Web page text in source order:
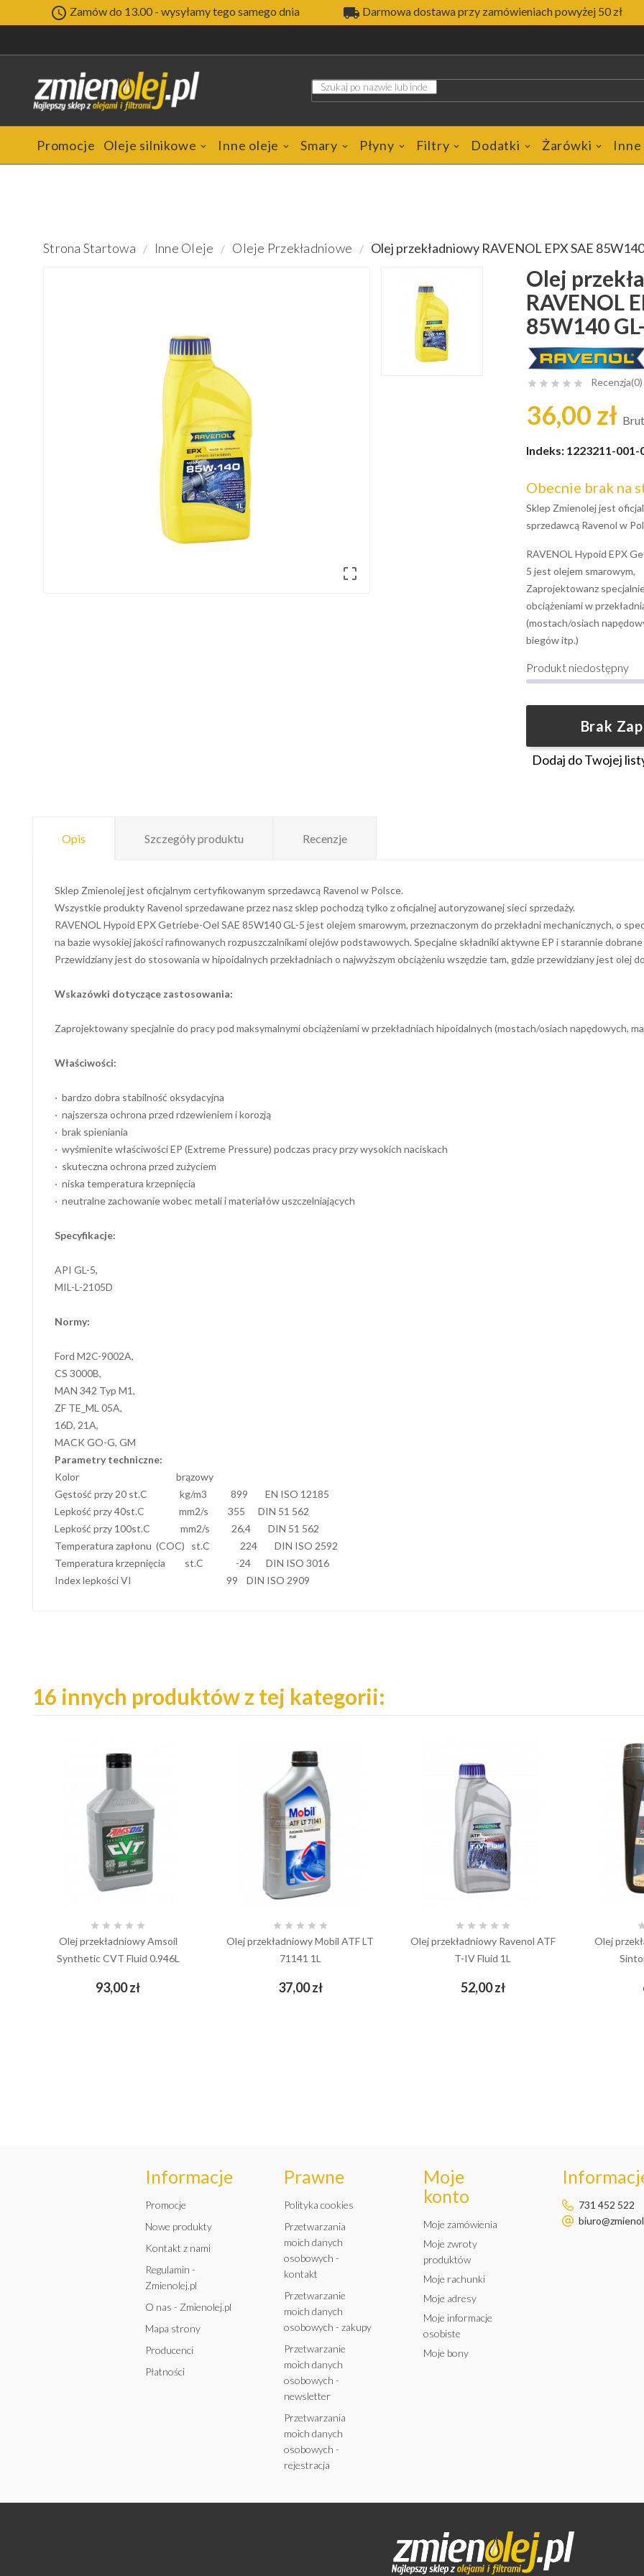
 Zamów do 13.00 - wysyłamy tego samego dnia  Darmowa dostawa przy zamówieniach powyżej 50 zł
Promocje Oleje silnikowe Inne oleje Smary Płyny Filtry Dodatki Żarówki
Strona Startowa Inne Oleje Oleje Przekładniowe Olej przekładniowy RAVENOL EPX SAE

Olej
RAVENOL
85W140
     Recenzja(0)
36,00 zł
Indeks: 1223211-001-
Obecnie brak na
Sklep Zmienolej jest
sprzedawcą Ravenol w
RAVENOL Hypoid EPX
5 jest olejem smarowym,
Zaprojektowanz
obciążeniami w
(mostach/osiach
biegów itp.)
Produkt niedostępny
Brak
Dodaj do Twojej
Opis Szczegóły produktu Recenzje
Sklep Zmienolej jest oficjalnym certyfikowanym sprzedawcą Ravenol w Polsce.
Wszystkie produkty Ravenol sprzedawane przez nasz sklep pochodzą tylko z oficjalnej autoryzowanej sieci sprzedaży.
RAVENOL Hypoid EPX Getriebe-Oel SAE 85W140 GL-5 jest olejem smarowym, przeznaczonym do przekładni mechanicznych, o
na bazie wysokiej jakości rafinowanych rozpuszczalnikami olejów podstawowych. Specjalne składniki aktywne EP i starannie
Przewidziany jest do stosowania w hipoidalnych przekładniach o najwyższym obciążeniu wszędzie tam, gdzie przewidziany jest olej
Wskazówki dotyczące zastosowania:
Zaprojektowany specjalnie do pracy pod maksymalnymi obciążeniami w przekładniach hipoidalnych (mostach/osiach napędowych,
Właściwości:
· bardzo dobra stabilność oksydacyjna
· najszersza ochrona przed rdzewieniem i korozją
· brak spieniania
· wyśmienite właściwości EP (Extreme Pressure) podczas pracy przy wysokich naciskach
· skuteczna ochrona przed zużyciem
· niska temperatura krzepnięcia
· neutralne zachowanie wobec metali i materiałów uszczelniających
Specyfikacje:
API GL-5,
MIL-L-2105D
Normy:
Ford M2C-9002A,
CS 3000B,
MAN 342 Typ M1,
ZF TE_ML 05A,
16D, 21A,
MACK GO-G, GM
Parametry techniczne:
Kolor brązowy
Gęstość przy 20 st.C kg/m3 899 EN ISO 12185
Lepkość przy 40st.C mm2/s 355 DIN 51 562
Lepkość przy 100st.C mm2/s 26,4 DIN 51 562
Temperatura zapłonu (COC) st.C 224 DIN ISO 2592
Temperatura krzepnięcia st.C -24 DIN ISO 3016
Index lepkości VI 99 DIN ISO 2909
16 innych produktów z tej kategorii:
    
Olej przekładniowy Amsoil
Synthetic CVT Fluid 0.946L
93,00 złCena
add_shopping_cart
    
Olej przekładniowy Mobil ATF LT
71141 1L
37,00 złCena
add_shopping_cart
    
Olej przekładniowy Ravenol ATF
T-IV Fluid 1L
52,00 złCena
add_shopping_cart
Olej
OLEJ PRZEKŁADNIOWY
RAVENOL EPX SAE 85W140
Informacje
Promocje
Nowe produkty
Kontakt z nami
Regulamin -
Zmienolej.pl
O nas - Zmienolej.pl
Mapa strony
Producenci
Płatności
Prawne
Polityka cookies
Przetwarzania
moich danych
osobowych -
kontakt
Przetwarzanie
moich danych
osobowych - zakupy
Przetwarzanie
moich danych
osobowych -
newsletter
Przetwarzania
moich danych
osobowych -
rejestracja
Moje
konto
Moje zamówienia
Moje zwroty
produktów
Moje rachunki
Moje adresy
Moje informacje
osobiste
Moje bony
731 452 522